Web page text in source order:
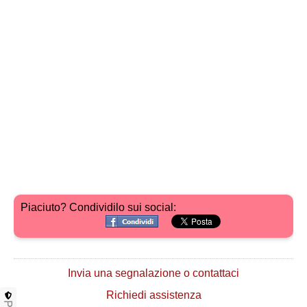
Piaciuto? Condividilo sui social:
Invia una segnalazione o contattaci
Richiedi assistenza